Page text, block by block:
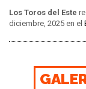
Los Toros del Este
diciembre, 2025 en el